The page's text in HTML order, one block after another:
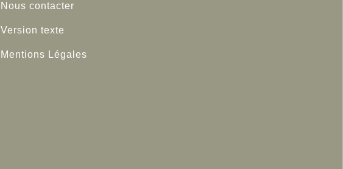
Nous contacter
Version texte
Mentions Légales